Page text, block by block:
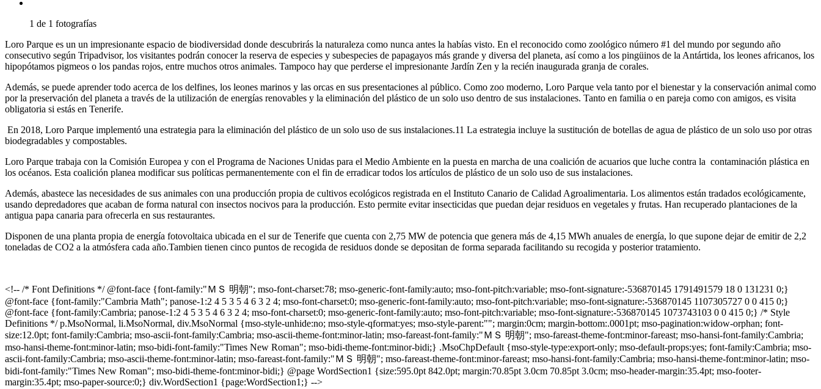
1 de 1 fotografías
Loro Parque es un un impresionante espacio de biodiversidad donde descubrirás la naturaleza como nunca antes la habías visto. En el reconocido como zoológico número #1 del mundo por segundo año
consecutivo según Tripadvisor, los visitantes podrán conocer la reserva de especies y subespecies de papagayos más grande y diversa del planeta, así como a los pingüinos de la Antártida, los leones africanos, los
hipopótamos pigmeos o los pandas rojos, entre muchos otros animales. Tampoco hay que perderse el impresionante Jardín Zen y la recién inaugurada granja de corales.
Además, se puede aprender todo acerca de los delfines, los leones marinos y las orcas en sus presentaciones al público. Como zoo moderno, Loro Parque vela tanto por el bienestar y la conservación animal como
por la preservación del planeta a través de la utilización de energías renovables y la eliminación del plástico de un solo uso dentro de sus instalaciones. Tanto en familia o en pareja como con amigos, es visita
obligatoria si estás en Tenerife.
En 2018, Loro Parque implementó una estrategia para la eliminación del plástico de un solo uso de sus instalaciones.11​ La estrategia incluye la sustitución de botellas de agua de plástico de un solo uso por otras
biodegradables y compostables.
Loro Parque trabaja con la Comisión Europea y con el Programa de Naciones Unidas para el Medio Ambiente en la puesta en marcha de una coalición de acuarios que luche contra la contaminación plástica en
los océanos. Esta coalición planea modificar sus políticas permanentemente con el fin de erradicar todos los artículos de plástico de un solo uso de sus instalaciones.​
Además, abastece las necesidades de sus animales con una producción propia de cultivos ecológicos registrada en el Instituto Canario de Calidad Agroalimentaria. Los alimentos están tradados ecológicamente,
usando depredadores que acaban de forma natural con insectos nocivos para la producción. Esto permite evitar insecticidas que puedan dejar residuos en vegetales y frutas. Han recuperado plantaciones de la
antigua papa canaria para ofrecerla en sus restaurantes.
Disponen de una planta propia de energía fotovoltaica ubicada en el sur de Tenerife que cuenta con 2,75 MW de potencia que genera más de 4,15 MWh anuales de energía, lo que supone dejar de emitir de 2,2
toneladas de CO2 a la atmósfera cada año.Tambien tienen cinco puntos de recogida de residuos donde se depositan de forma separada facilitando su recogida y posterior tratamiento.
<!-- /* Font Definitions */ @font-face {font-family:"ＭＳ 明朝"; mso-font-charset:78; mso-generic-font-family:auto; mso-font-pitch:variable; mso-font-signature:-536870145 1791491579 18 0 131231 0;}
@font-face {font-family:"Cambria Math"; panose-1:2 4 5 3 5 4 6 3 2 4; mso-font-charset:0; mso-generic-font-family:auto; mso-font-pitch:variable; mso-font-signature:-536870145 1107305727 0 0 415 0;}
@font-face {font-family:Cambria; panose-1:2 4 5 3 5 4 6 3 2 4; mso-font-charset:0; mso-generic-font-family:auto; mso-font-pitch:variable; mso-font-signature:-536870145 1073743103 0 0 415 0;} /* Style
Definitions */ p.MsoNormal, li.MsoNormal, div.MsoNormal {mso-style-unhide:no; mso-style-qformat:yes; mso-style-parent:""; margin:0cm; margin-bottom:.0001pt; mso-pagination:widow-orphan; font-
size:12.0pt; font-family:Cambria; mso-ascii-font-family:Cambria; mso-ascii-theme-font:minor-latin; mso-fareast-font-family:"ＭＳ 明朝"; mso-fareast-theme-font:minor-fareast; mso-hansi-font-family:Cambria;
mso-hansi-theme-font:minor-latin; mso-bidi-font-family:"Times New Roman"; mso-bidi-theme-font:minor-bidi;} .MsoChpDefault {mso-style-type:export-only; mso-default-props:yes; font-family:Cambria; mso-
ascii-font-family:Cambria; mso-ascii-theme-font:minor-latin; mso-fareast-font-family:"ＭＳ 明朝"; mso-fareast-theme-font:minor-fareast; mso-hansi-font-family:Cambria; mso-hansi-theme-font:minor-latin; mso-
bidi-font-family:"Times New Roman"; mso-bidi-theme-font:minor-bidi;} @page WordSection1 {size:595.0pt 842.0pt; margin:70.85pt 3.0cm 70.85pt 3.0cm; mso-header-margin:35.4pt; mso-footer-
margin:35.4pt; mso-paper-source:0;} div.WordSection1 {page:WordSection1;} -->